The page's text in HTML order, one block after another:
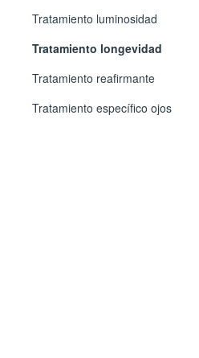
Tratamiento luminosidad
Tratamiento longevidad
Tratamiento reafirmante
Tratamiento específico ojos